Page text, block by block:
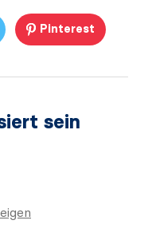
Pinterest
sein